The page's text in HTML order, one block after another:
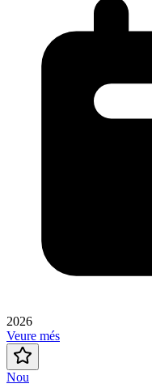
2026
Veure més
Nou